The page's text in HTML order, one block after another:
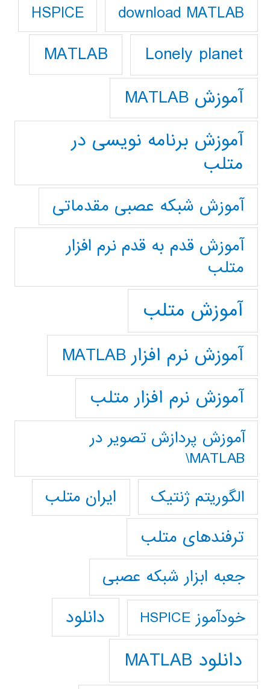
download MATLAB
HSPICE
Lonely planet
MATLAB
آموزش MATLAB
آموزش برنامه نویسی در
متلب
آموزش شبکه عصبی مقدماتی
آموزش قدم به قدم نرم افزار
متلب
آموزش متلب
آموزش نرم افزار MATLAB
آموزش نرم افزار متلب
آموزش پردازش تصوير در
MATLAB\
الگوریتم ژنتیک
ایران متلب
ترفندهای متلب
جعبه ابزار شبکه عصبی
خودآموز HSPICE دانلود
دانلود MATLAB